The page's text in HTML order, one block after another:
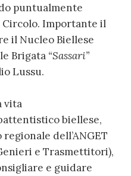
puntualmente
Circolo. Importante il
il Nucleo Biellese
Brigata “Sassari”
Lussu.
vita
biellese,
dell’ANGET
e Trasmettitori),
e guidare